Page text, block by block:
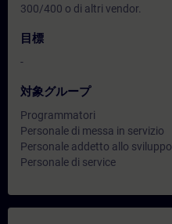
300/400 o di altri vendor.
目標
-
対象グループ
Programmatori
Personale di messa in servizio
Personale addetto allo sviluppo
Personale di service